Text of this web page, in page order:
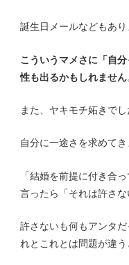
誕生日メールなどもあり
こういうマメさに「自
性も出るかもしれません
また、ヤキモチ妬きでし
自分に一途さを求めてき
「結婚を前提に付き合
言ったら「それは許さな
許さないも何もアンタ
れとこれとは問題が違う